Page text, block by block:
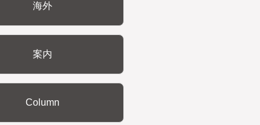
海外
案内
Column